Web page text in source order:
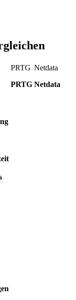
PRTG
PRTG
Netdata
Netdata